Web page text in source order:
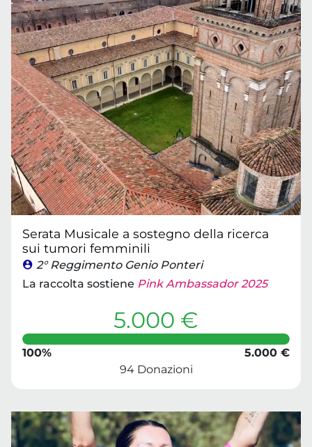
Serata Musicale a sostegno della ricerca
sui tumori femminili
2° Reggimento Genio Ponteri
La raccolta sostiene Pink Ambassador 2025
5.000 €
100%
5.000 €
94 Donazioni